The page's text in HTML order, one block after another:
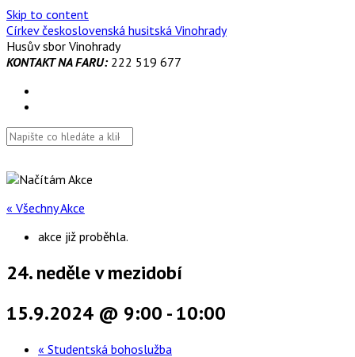
Skip to content
Církev československá husitská Vinohrady
Husův sbor Vinohrady
KONTAKT NA FARU:222 519 677
« Všechny Akce
akce již proběhla.
24. neděle v mezidobí
15.9.2024 @ 9:00 -10:00
« Studentská bohoslužba